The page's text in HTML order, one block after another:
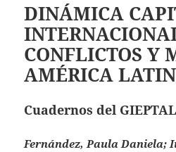
DINÁMICA
CONFLICTOS Y
AMÉRICA
Cuadernos del
Fernández, Paula Daniela;